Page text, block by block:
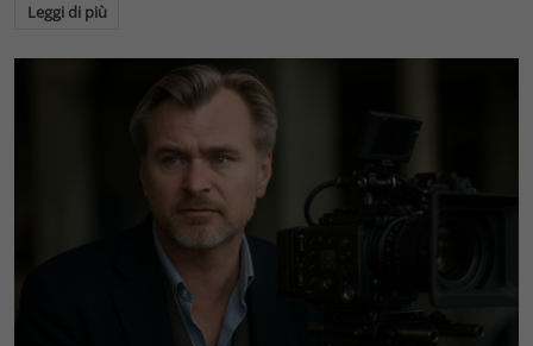
Leggi di più